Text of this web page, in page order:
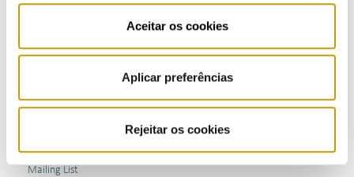
Aceitar os cookies
Aplicar preferências
Rejeitar os cookies
Presentations (PT)
Events
Mailing List